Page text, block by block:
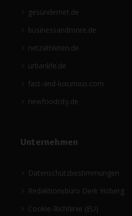
gesündernet.de
businessandmore.de
netzathleten.de
urbanlife.de
fast-and-luxurious.com
newfoodcity.de
Unternehmen
Datenschutzbestimmungen
Redaktionsbüro Derk Hoberg
Cookie-Richtlinie (EU)